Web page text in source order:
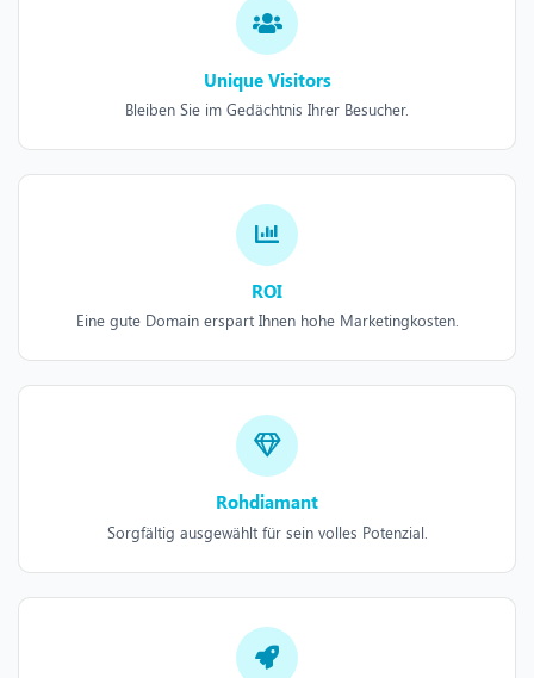
Unique Visitors
Bleiben Sie im Gedächtnis Ihrer Besucher.
ROI
Eine gute Domain erspart Ihnen hohe Marketingkosten.
Rohdiamant
Sorgfältig ausgewählt für sein volles Potenzial.